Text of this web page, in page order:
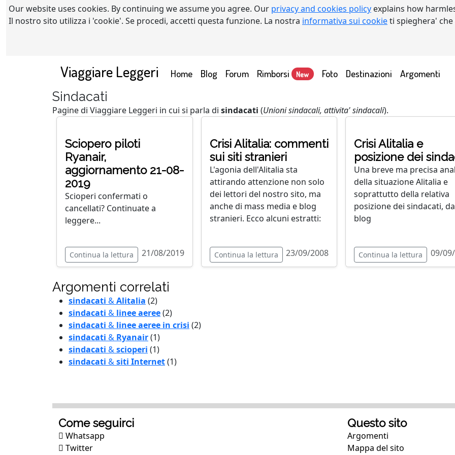
Our website uses cookies. By continuing we assume you agree. Our privacy and cookies policy explains how
Il nostro sito utilizza i 'cookie'. Se procedi, accetti questa funzione. La nostra informativa sui cookieti spieghera'
Viaggiare Leggeri Home(current)
Blog Forum Rimborsi New Foto Destinazioni Argomenti
Sindacati
Pagine di Viaggiare Leggeri in cui si parla di sindacati (Unioni sindacali, attivita' sindacali).
Sciopero piloti
Ryanair,
aggiornamento 21-08-
2019
Scioperi confermati o
cancellati? Continuate a
leggere...
Continua la lettura 21/08/2019
Crisi Alitalia: commenti
sui siti stranieri
L'agonia dell'Alitalia sta
attirando attenzione non solo
dei lettori del nostro sito, ma
anche di mass media e blog
stranieri. Ecco alcuni estratti:
Continua la lettura 23/09/2008
Crisi Alitalia e
posizione dei
Una breve ma precisa
della situazione Alitalia e
soprattutto della relativa
posizione dei sindacati,
blog
Continua la lettura 09/
Argomenti correlati
sindacati &Alitalia (2)
sindacati & linee aeree(2)
sindacati & linee aeree in crisi (2)
sindacati & Ryanair(1)
sindacati &scioperi (1)
sindacati &siti Internet(1)
Come seguirci
Whatsapp
Twitter
Questo sito
Argomenti
Mappa del sito